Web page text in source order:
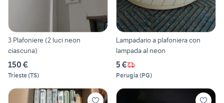
3 Plafoniere (2 luci neon
ciascuna)
150 €
Trieste(TS)
Lampadario a plafoniera con
lampada al neon
5 €
Perugia (PG)